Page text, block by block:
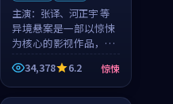
主演： 张译、河正宇 等
异境悬案是一部以惊悚
为核心的影视作品，围
绕危机、反转与人物成
长展开，整体节奏紧
凑，值得推荐观看。
34,378 6.2 惊悚